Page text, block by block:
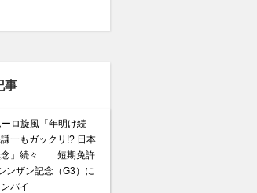
事
ロ旋風「年明け続
一もガックリ!? 日本
念」続々……短期免許
ンザン記念（G3）に
バイ